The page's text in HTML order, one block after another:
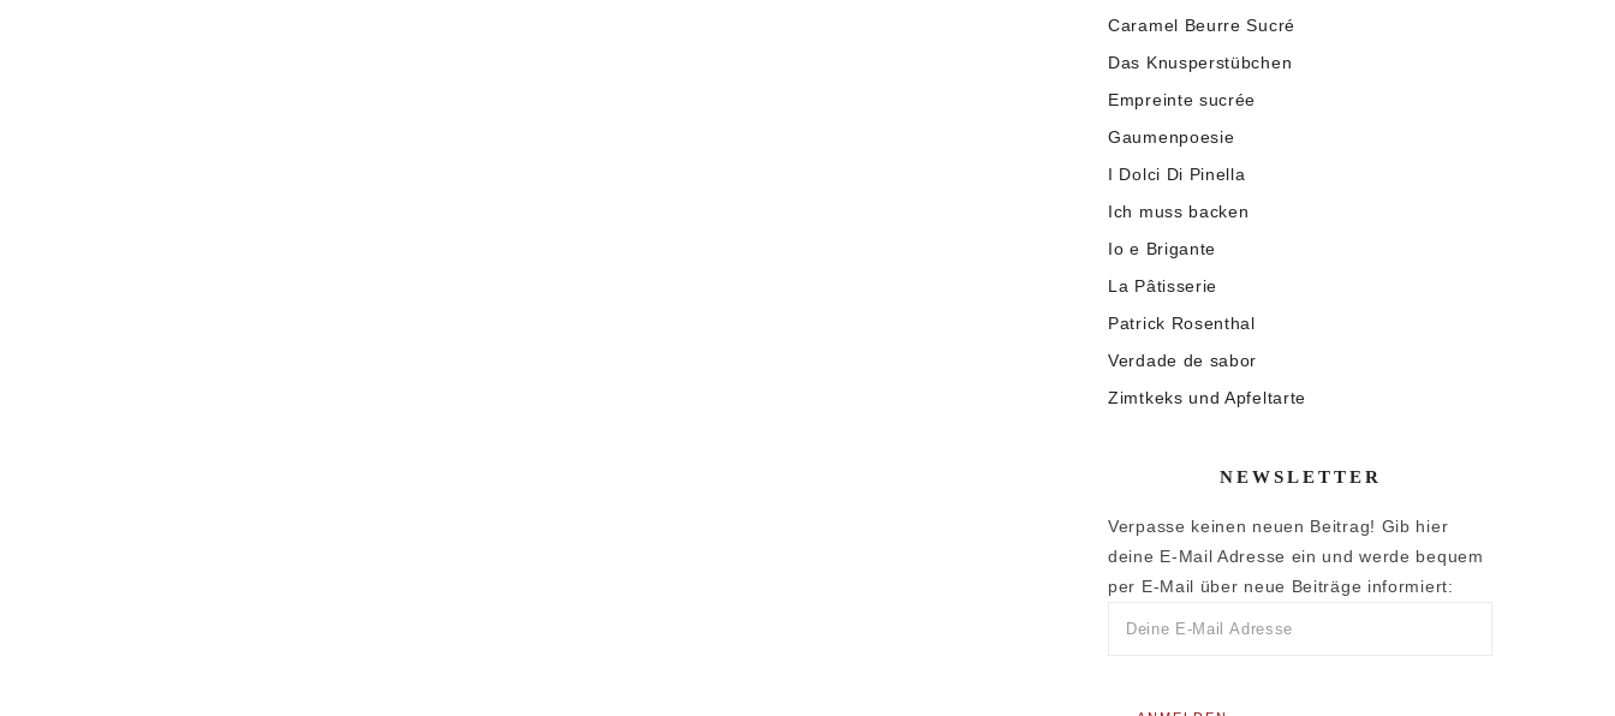
Caramel Beurre Sucré
Das Knusperstübchen
Empreinte sucrée
Gaumenpoesie
I Dolci Di Pinella
Ich muss backen
Io e Brigante
La Pâtisserie
Patrick Rosenthal
Verdade de sabor
Zimtkeks und Apfeltarte
NEWSLETTER
Verpasse keinen neuen Beitrag! Gib hier
deine E-Mail Adresse ein und werde bequem
per E-Mail über neue Beiträge informiert: